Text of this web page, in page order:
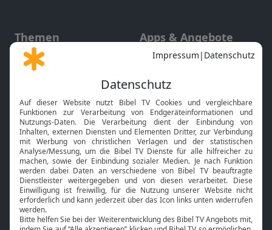
Themen
Gott und Bibel erklärt
Neuigkeiten
Apps & Angebote
Mobile App
Smart TV
HbbTV
Bibelthek Online-Bibel
Nächster Gottesdienst
Bibel TV
Über uns
Service
Kontakt